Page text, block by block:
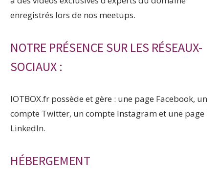
enregistrés lors de nos meetups.
NOTRE PRÉSENCE SUR LES RÉSEAUX-
SOCIAUX :
IOTBOX.fr possède et gère : une page Facebook, un
compte Twitter, un compte Instagram et une page
LinkedIn.
HÉBERGEMENT